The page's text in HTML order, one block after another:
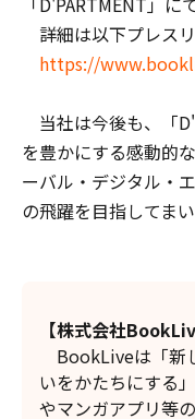
詳細は以下プレス
https://
当社は今後も、「
を豊かにする感動的
ーバル・デジタル・
の飛躍を目指してまい
【株式会社
BookLiveは「新
いをかたちにする
やマンガアプリ等